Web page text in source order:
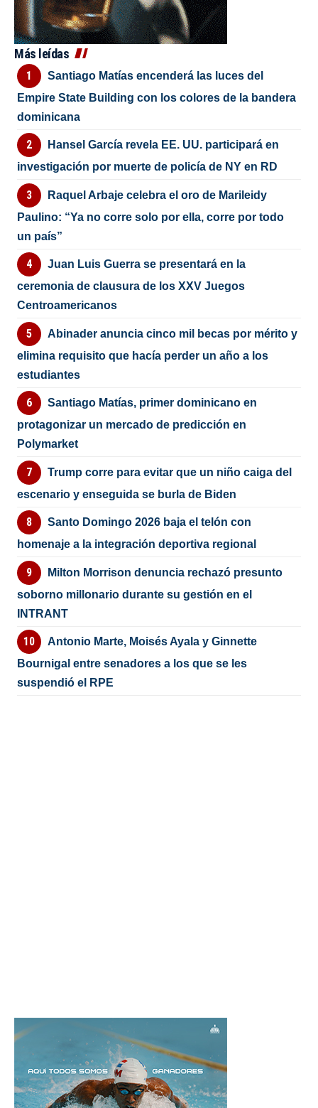
Más leídas
Santiago Matías encenderá las luces del
Empire State Building con los colores de la bandera
dominicana
Hansel García revela EE. UU. participará en
investigación por muerte de policía de NY en RD
Raquel Arbaje celebra el oro de Marileidy
Paulino: “Ya no corre solo por ella, corre por todo
un país”
Juan Luis Guerra se presentará en la
ceremonia de clausura de los XXV Juegos
Centroamericanos
Abinader anuncia cinco mil becas por mérito y
elimina requisito que hacía perder un año a los
estudiantes
Santiago Matías, primer dominicano en
protagonizar un mercado de predicción en
Polymarket
Trump corre para evitar que un niño caiga del
escenario y enseguida se burla de Biden
Santo Domingo 2026 baja el telón con
homenaje a la integración deportiva regional
Milton Morrison denuncia rechazó presunto
soborno millonario durante su gestión en el
INTRANT
Antonio Marte, Moisés Ayala y Ginnette
Bournigal entre senadores a los que se les
suspendió el RPE